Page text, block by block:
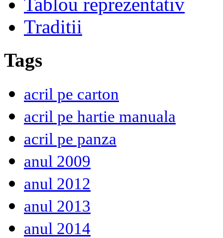
Tablou reprezentativ
Traditii
Tags
acril pe carton
acril pe hartie manuala
acril pe panza
anul 2009
anul 2012
anul 2013
anul 2014